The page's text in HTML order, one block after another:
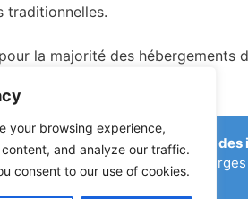
your browsing experience,
and analyze our traffic.
consent to our use of cookies.
traditionnelles.
la majorité des hébergements
Avez-vous remarqué
concernant des